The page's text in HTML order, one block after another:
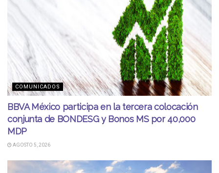
COMUNICADOS
BBVA México participa en la tercera colocación
conjunta de BONDESG y Bonos MS por 40,000
MDP
AGOSTO 5, 2026